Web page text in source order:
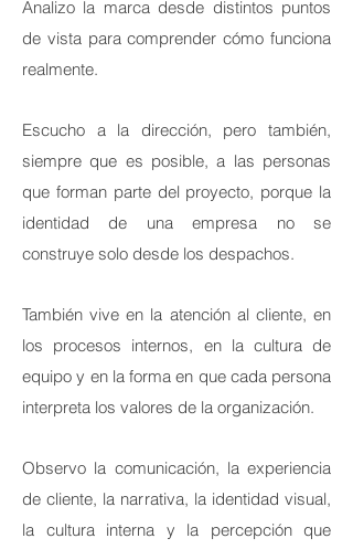
Analizo la marca desde distintos puntos
de vista para comprender cómo funciona
realmente.
Escucho a la dirección, pero también,
siempre que es posible, a las personas
que forman parte del proyecto, porque la
identidad de una empresa no se
construye solo desde los despachos.
También vive en la atención al cliente, en
los procesos internos, en la cultura de
equipo y en la forma en que cada persona
interpreta los valores de la organización.
Observo la comunicación, la experiencia
de cliente, la narrativa, la identidad visual,
la cultura interna y la percepción que